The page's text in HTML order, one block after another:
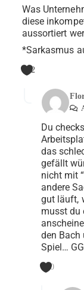
Was
diese
aussortiert
*Sarkasmus
2
Du
das
gefällt
nicht mit
andere
gut läuft,
musst du
den Bach
Spiel… GG
0